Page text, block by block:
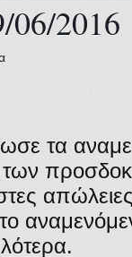
06/2016
τα
των
το